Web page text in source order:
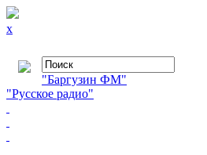
x
"Баргузин ФМ"
"Русское радио"